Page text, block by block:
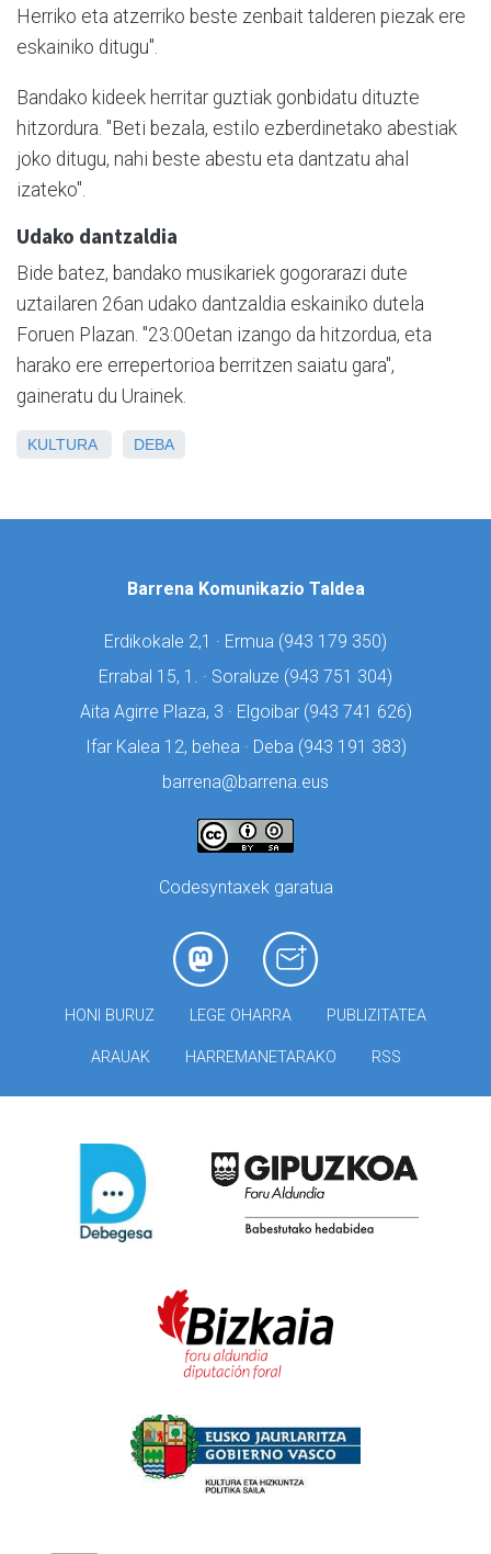
Herriko eta atzerriko beste zenbait talderen piezak ere
eskainiko ditugu".
Bandako kideek herritar guztiak gonbidatu dituzte
hitzordura. "Beti bezala, estilo ezberdinetako abestiak
joko ditugu, nahi beste abestu eta dantzatu ahal
izateko".
Udako dantzaldia
Bide batez, bandako musikariek gogorarazi dute
uztailaren 26an udako dantzaldia eskainiko dutela
Foruen Plazan. "23:00etan izango da hitzordua, eta
harako ere errepertorioa berritzen saiatu gara",
gaineratu du Urainek.
KULTURA DEBA
Barrena Komunikazio Taldea
Erdikokale 2,1 · Ermua (943 179 350)
Errabal 15, 1. · Soraluze (943 751 304)
Aita Agirre Plaza, 3 · Elgoibar (943 741 626)
Ifar Kalea 12, behea · Deba (943 191 383)
barrena@barrena.eus
Codesyntaxek garatua
HONI BURUZ LEGE OHARRA PUBLIZITATEA
ARAUAK HARREMANETARAKO RSS